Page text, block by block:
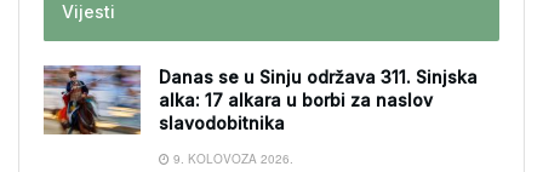
Vijesti
Danas se u Sinju održava 311. Sinjska
alka: 17 alkara u borbi za naslov
slavodobitnika
9. KOLOVOZA 2026.